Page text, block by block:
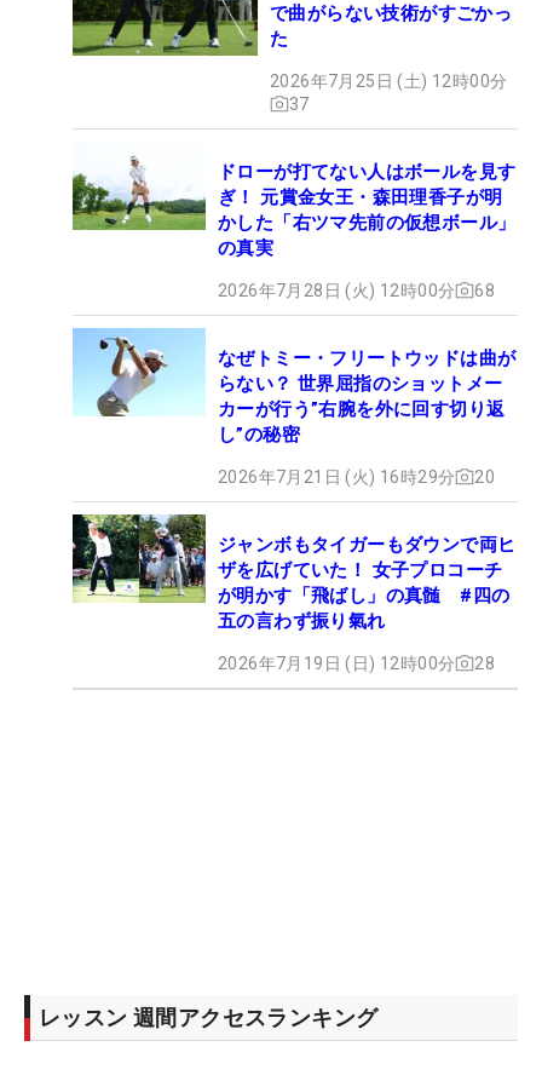
で曲がらない技術がすごかっ
た
2026年7月25日 (土) 12時00分
37
ドローが打てない人はボールを見す
ぎ！ 元賞金女王・森田理香子が明
かした「右ツマ先前の仮想ボール」
の真実
2026年7月28日 (火) 12時00分 68
なぜトミー・フリートウッドは曲が
らない？ 世界屈指のショットメー
カーが行う”右腕を外に回す切り返
し”の秘密
2026年7月21日 (火) 16時29分 20
ジャンボもタイガーもダウンで両ヒ
ザを広げていた！ 女子プロコーチ
が明かす「飛ばし」の真髄 #四の
五の言わず振り氣れ
2026年7月19日 (日) 12時00分 28
レッスン 週間アクセスランキング